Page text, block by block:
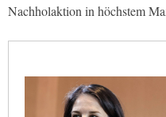
Nachholaktion in höchstem